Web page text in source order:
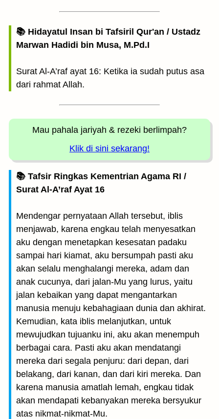
📚 Hidayatul Insan bi Tafsiril Qur'an / Ustadz
Marwan Hadidi bin Musa, M.Pd.I
Surat Al-A’raf ayat 16: Ketika ia sudah putus asa
dari rahmat Allah.
Mau pahala jariyah & rezeki berlimpah?
Klik di sini sekarang!
📚 Tafsir Ringkas Kementrian Agama RI /
Surat Al-A’raf Ayat 16
Mendengar pernyataan Allah tersebut, iblis
menjawab, karena engkau telah menyesatkan
aku dengan menetapkan kesesatan padaku
sampai hari kiamat, aku bersumpah pasti aku
akan selalu menghalangi mereka, adam dan
anak cucunya, dari jalan-Mu yang lurus, yaitu
jalan kebaikan yang dapat mengantarkan
manusia menuju kebahagiaan dunia dan akhirat.
Kemudian, kata iblis melanjutkan, untuk
mewujudkan tujuanku ini, aku akan menempuh
berbagai cara. Pasti aku akan mendatangi
mereka dari segala penjuru: dari depan, dari
belakang, dari kanan, dan dari kiri mereka. Dan
karena manusia amatlah lemah, engkau tidak
akan mendapati kebanyakan mereka bersyukur
atas nikmat-nikmat-Mu.